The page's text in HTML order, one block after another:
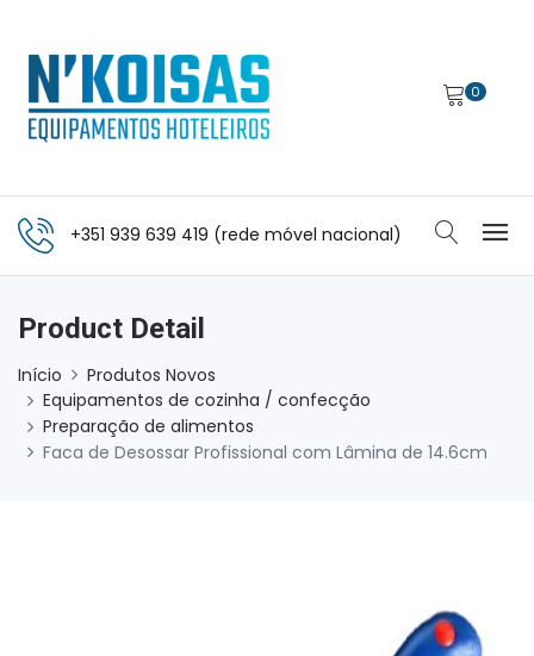
0
+351 939 639 419 (rede móvel nacional)
Product Detail
Início
Produtos Novos
Equipamentos de cozinha / confecção
Preparação de alimentos
Faca de Desossar Profissional com Lâmina de 14.6cm